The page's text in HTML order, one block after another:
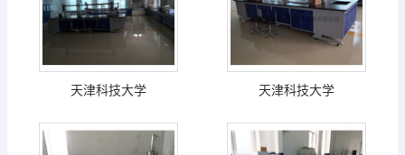
天津科技大学 天津科技大学